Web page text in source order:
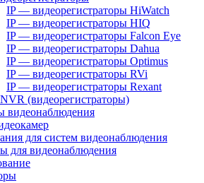
IP — видеорегистраторы HiWatch
IP — видеорегистраторы HIQ
IP — видеорегистраторы Falcon Eye
IP — видеорегистраторы Dahua
IP — видеорегистраторы Optimus
IP — видеорегистраторы RVi
IP — видеорегистраторы Rexant
(видеорегистраторы)
видеонаблюдения
для систем видеонаблюдения
для видеонаблюдения